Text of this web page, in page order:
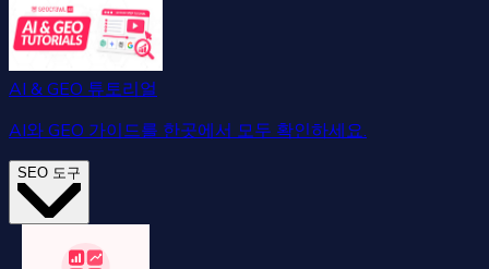
AI & GEO 튜토리얼
AI와 GEO 가이드를 한곳에서 모두 확인하세요.
SEO 도구